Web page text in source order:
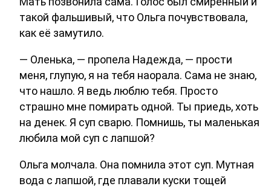
такой фальшивый, что Ольга почувствовала,
как её замутило.
— Оленька, — пропела Надежда, — прости
меня, глупую, я на тебя наорала. Сама не знаю,
что нашло. Я ведь люблю тебя. Просто
страшно мне помирать одной. Ты приедь, хоть
на денек. Я суп сварю. Помнишь, ты маленькая
любила мой суп с лапшой?
Ольга молчала. Она помнила этот суп. Мутная
вода с лапшой, где плавали куски тощей